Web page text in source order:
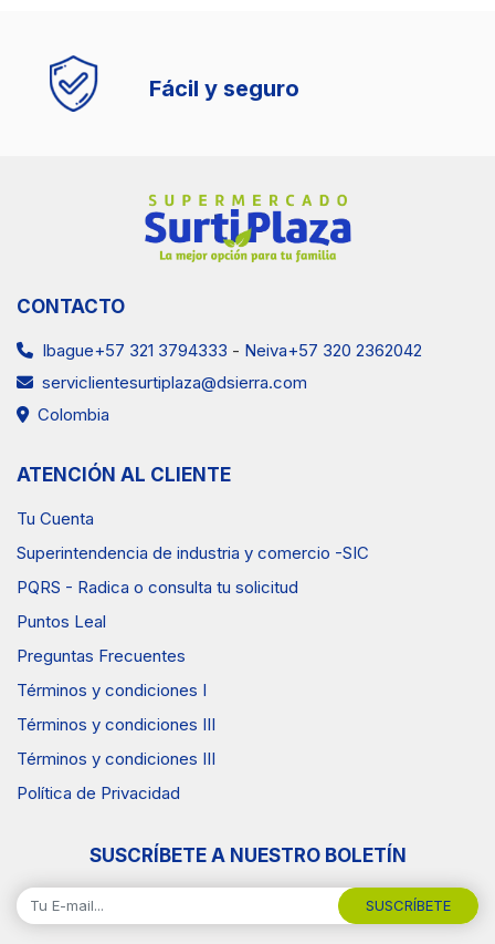
Fácil y seguro
CONTACTO
Ibague+57 321 3794333 - Neiva+57 320 2362042
serviclientesurtiplaza@dsierra.com
Colombia
ATENCIÓN AL CLIENTE
Tu Cuenta
Superintendencia de industria y comercio -SIC
PQRS - Radica o consulta tu solicitud
Puntos Leal
Preguntas Frecuentes
Términos y condiciones I
Términos y condiciones III
Términos y condiciones III
Política de Privacidad
SUSCRÍBETE A NUESTRO BOLETÍN
SUSCRÍBETE